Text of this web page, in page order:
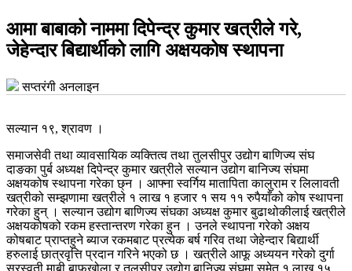
आमा बाबाको नाममा दिपेन्द्र कुमार खत्रीले गरे,
जेहेन्दार बिद्यार्थीको लागि अक्षयकोष स्थापना
सप्तरंगी अनलाइन
सल्यान १९, श्रावण ।
समाजसेवी तथा व्यावसायिक व्यक्तित्व तथा तुलसीपुर उद्योग बाणिज्य संघ
दाङका पुर्ब अध्यक्ष दिपेन्द्र कुमार खत्रीले सल्यान उद्योग बानिज्य संघमा
अक्षयकोष स्थापना गरेका छ्न । आफ्ना स्वर्गिय मातापिता कालुराम र लिलावती
खत्रीको सम्झणामा खत्रीले १ लाख १ हजार १ सय ११ रुपैयाँको कोष स्थापना
गरेका हुन् । सल्यान उद्योग बाणिज्य संघका अध्यक्ष कुमार बुढाथोकीलाई खत्रीले
अक्षयकोषको रकम हस्तान्तरण गरेका हुन । उनले स्थापना गरेको अक्षय
कोषबाट प्राप्तहुने ब्याज रकमबाट प्रत्येक बर्ष गरिव तथा जेहेन्दार बिद्यार्थी
हरुलाई छात्रवृत्ति प्रदान गरिने भएको छ । खत्रीले आफू अध्ययन गरेको दुर्गा
सरस्वती माबी बाफुखोला र तुलसीपुर उद्योग बानिज्य संघमा समेत १ लाख १५